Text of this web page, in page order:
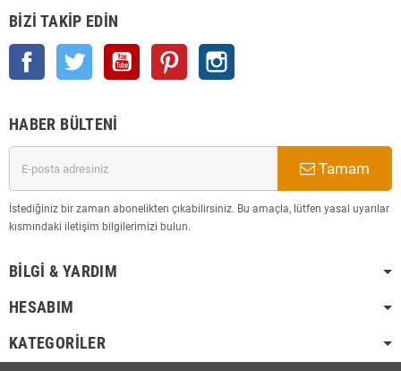
BIZI TAKIP EDIN
Facebook Twitter YouTube Pinterest
HABER BÜLTENI
Tamam
İstediğiniz bir zaman abonelikten çıkabilirsiniz. Bu amaçla, lütfen yasal uyarılar
kısmındaki iletişim bilgilerimizi bulun.
BILGI & YARDIM
HESABIM
KATEGORILER